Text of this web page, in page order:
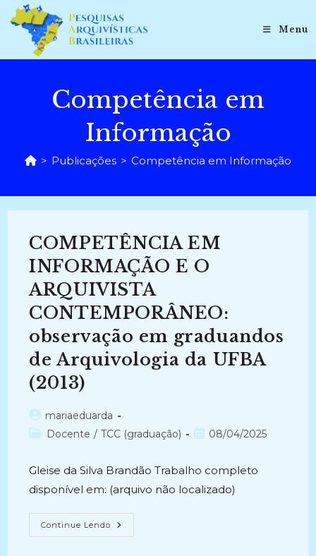
para
conteúdo
Menu
Competência em
Informação
> Publicações > Competência em Informação
COMPETÊNCIA EM
INFORMAÇÃO E O
ARQUIVISTA
CONTEMPORÂNEO:
observação em graduandos
de Arquivologia da UFBA
(2013)
Autor
do
mariaeduarda
Categoria
Docente / TCC (graduação)
Post08/04/2025
Gleise da Silva Brandão Trabalho completo
disponível em: (arquivo não localizado)
Continue Lendo COMPETÊNCIA
EM